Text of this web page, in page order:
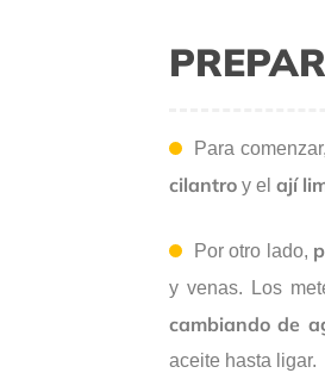
Para comenzar,
cilantro y el ají
Por otro lado,
y venas. Los
cambiando de
aceite hasta ligar.